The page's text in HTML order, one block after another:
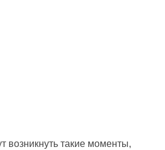
возникнуть такие моменты,